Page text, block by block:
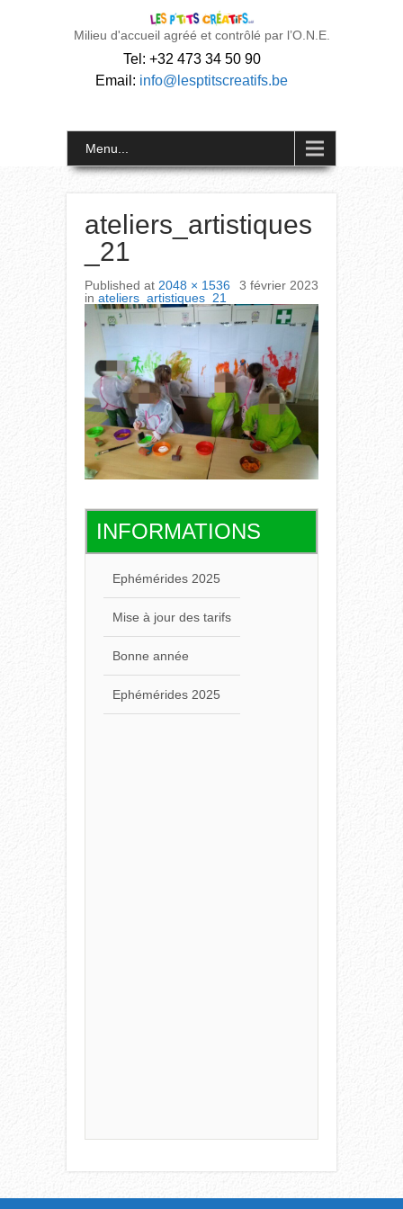
Milieu d'accueil agréé et contrôlé par l’O.N.E.
Tel: +32 473 34 50 90
Email: info@lesptitscreatifs.be
Menu...
ateliers_artistiques
_21
Published 3 février 2023
at 2048 × 1536
in ateliers_artistiques_21
INFORMATIONS